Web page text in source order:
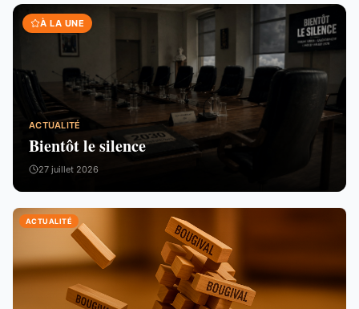
À LA UNE
ACTUALITÉ
Bientôt le silence
27 juillet 2026
ACTUALITÉ